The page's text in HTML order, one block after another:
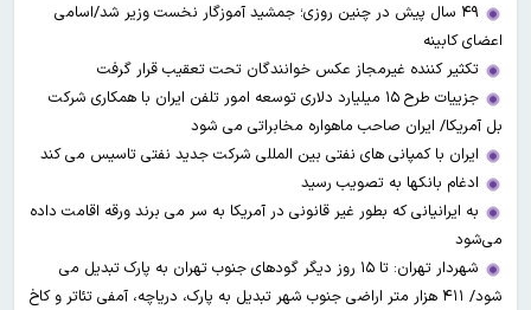
۴۹ سال پیش در چنین روزی؛ جمشید آموزگار نخست وزیر شد/اسامی
اعضای کابینه
تکثیر کننده غیرمجاز عکس خوانندگان تحت تعقیب قرار گرفت
جزییات طرح ۱۵ میلیارد دلاری توسعه امور تلفن ایران با همکاری شرکت
بل آمریکا/ ایران صاحب ماهواره مخابراتی می شود
ایران با کمپانی های نفتی بین المللی شرکت جدید نفتی تاسیس می کند
ادغام بانکها به تصویب رسید
به ایرانیانی که بطور غیر قانونی در آمریکا به سر می برند ورقه اقامت داده
می‌شود
شهردار تهران: تا ۱۵ روز دیگر گودهای جنوب تهران به پارک تبدیل می
شود/ ۴۱۱ هزار متر اراضی جنوب شهر تبدیل به پارک، دریاچه، آمفی تئاتر و کاخ